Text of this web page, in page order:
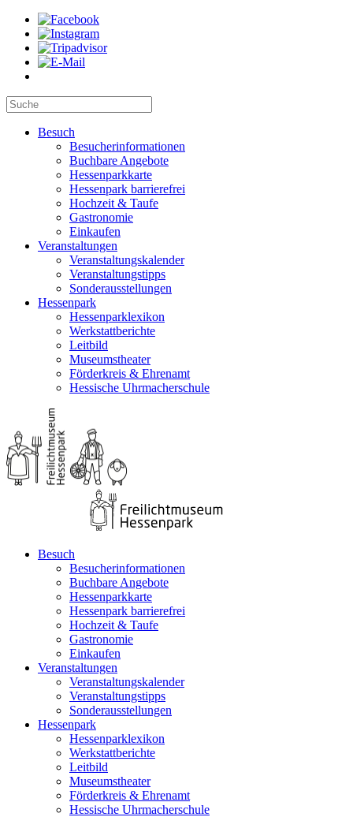
Besuch
Besucherinformationen
Buchbare Angebote
Hessenparkkarte
Hessenpark barrierefrei
Hochzeit & Taufe
Gastronomie
Einkaufen
Veranstaltungen
Veranstaltungskalender
Veranstaltungstipps
Sonderausstellungen
Hessenpark
Hessenparklexikon
Werkstattberichte
Leitbild
Museumstheater
Förderkreis & Ehrenamt
Hessische Uhrmacherschule
Besuch
Besucherinformationen
Buchbare Angebote
Hessenparkkarte
Hessenpark barrierefrei
Hochzeit & Taufe
Gastronomie
Einkaufen
Veranstaltungen
Veranstaltungskalender
Veranstaltungstipps
Sonderausstellungen
Hessenpark
Hessenparklexikon
Werkstattberichte
Leitbild
Museumstheater
Förderkreis & Ehrenamt
Hessische Uhrmacherschule